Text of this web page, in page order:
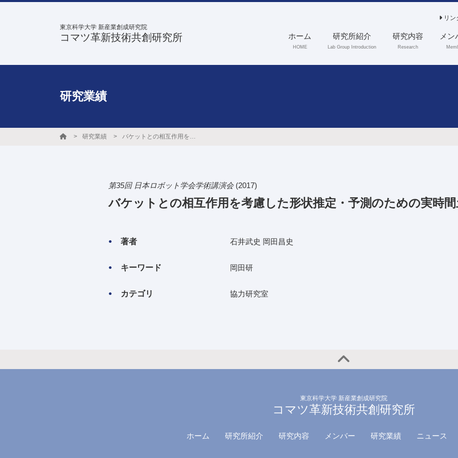
東京科学大学 新産業創成研究院
コマツ革新技術共創研究所
リン
ホーム
HOME
研究所紹介
Lab Group Introduction
研究内容
Research
メン
研究業績
研究業績 バケットとの相互作用を考慮した形状推定・予測のための実時間土壌モデル
第35回 日本ロボット学会学術講演会 (2017)
バケットとの相互作用を考慮した形状推定・予測のための実時
著者 石井武史 岡田昌史
キーワード 岡田研
カテゴリ 協力研究室
東京科学大学 新産業創成研究院
コマツ革新技術共創研究所
ホーム 研究所紹介 研究内容 メンバー 研究業績 ニュース